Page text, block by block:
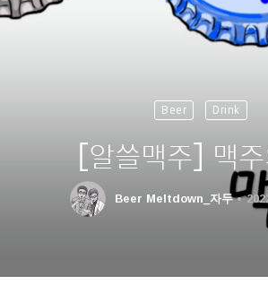
Beer Drink
[알쓸맥주] 맥
Beer Meltdown_자두